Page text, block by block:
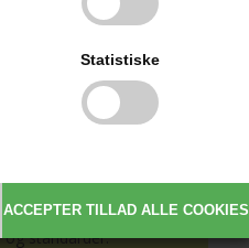
Statistiske
udvalgt til
med fokus på
der lever op til
standarder.